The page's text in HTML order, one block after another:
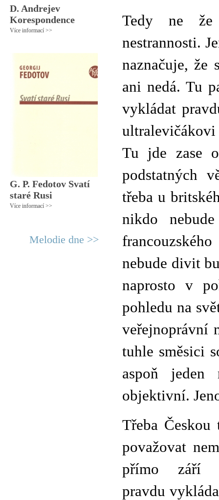
D. Andrejev
Korespondence
Více informací >>
G. P. Fedotov Svatí
staré Rusi
Více informací >>
Melodie dne >>
Tedy ne že
nestrannosti.
naznačuje, že
ani nedá. Tu
vykládat
Tu jde zase
podstatných
třeba u
nikdo
nebude divit
naprosto v
pohledu na
veřejnoprávní
tuhle směsici
aspoň jeden
objektivní.
Třeba Českou
považovat
přímo září
pravdu